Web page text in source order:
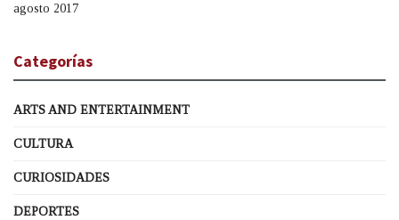
agosto 2017
Categorías
ARTS AND ENTERTAINMENT
CULTURA
CURIOSIDADES
DEPORTES